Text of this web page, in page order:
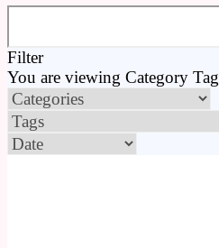
Filter
You are viewing Category Tag